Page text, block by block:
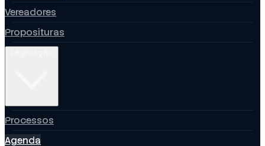
Vereadores
Proposituras
Processos
Agenda